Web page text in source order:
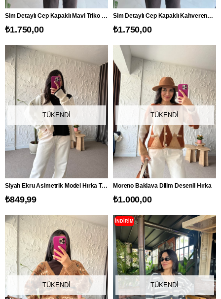
Sim Detaylı Cep Kapaklı Mavi Triko Ceket
₺1.750,00
Sim Detaylı Cep Kapaklı Kahverengi Triko Ceket (ÖN SİPARİŞTİR! 17.11 TAHMİNİ KARGO ÇIKIŞ TARİHİDİR.)
₺1.750,00
TÜKENDI
Siyah Ekru Asimetrik Model Hırka Triko
₺849,99
TÜKENDI
Moreno Baklava Dilim Desenli Hırka
₺1.000,00
TÜKENDI TÜKENDI
İNDIRIM